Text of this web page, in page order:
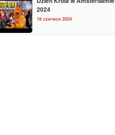
2024
18 czerwca 2024